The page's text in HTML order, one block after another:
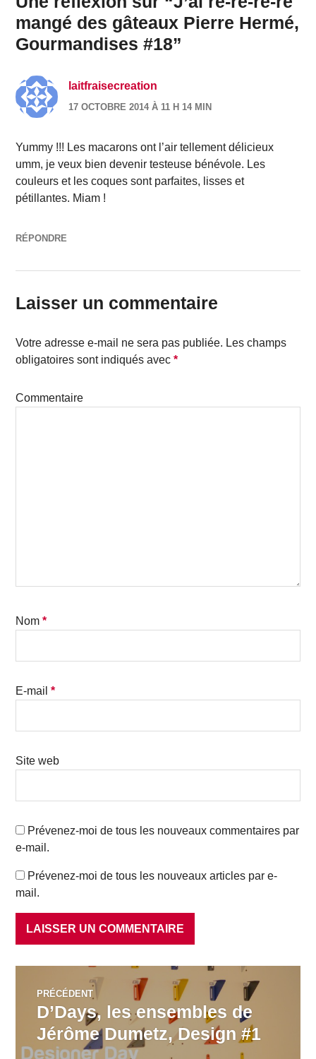
mangé des gâteaux Pierre Hermé,
Gourmandises #18”
laitfraisecreation
17 OCTOBRE 2014 À 11 H 14 MIN
Yummy !!! Les macarons ont l’air tellement délicieux
umm, je veux bien devenir testeuse bénévole. Les
couleurs et les coques sont parfaites, lisses et
pétillantes. Miam !
RÉPONDRE
Laisser un commentaire
Votre adresse e-mail ne sera pas publiée. Les champs
obligatoires sont indiqués avec*
Commentaire
Nom*
E-mail*
Site web
Prévenez-moi de tous les nouveaux commentaires par
e-mail.
Prévenez-moi de tous les nouveaux articles par e-
mail.
Navigation
de
PRÉCÉDENT
Article
précédent :
D’Days, les ensembles de
Jérôme Dumetz, Design #1